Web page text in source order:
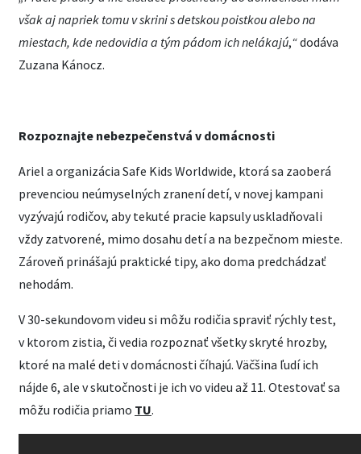
však aj napriek tomu v skrini s detskou poistkou alebo na
miestach, kde nedovidia a tým pádom ich nelákajú,“dodáva
Zuzana Kánocz.
Rozpoznajte nebezpečenstvá v domácnosti
Ariel a organizácia Safe Kids Worldwide, ktorá sa zaoberá
prevenciou neúmyselných zranení detí, v novej kampani
vyzývajú rodičov, aby tekuté pracie kapsuly uskladňovali
vždy zatvorené, mimo dosahu detí a na bezpečnom mieste.
Zároveň prinášajú praktické tipy, ako doma predchádzať
nehodám.
V 30-sekundovom videu si môžu rodičia spraviť rýchly test,
v ktorom zistia, či vedia rozpoznať všetky skryté hrozby,
ktoré na malé deti v domácnosti číhajú. Väčšina ľudí ich
nájde 6, ale v skutočnosti je ich vo videu až 11. Otestovať sa
môžu rodičia priamo TU.